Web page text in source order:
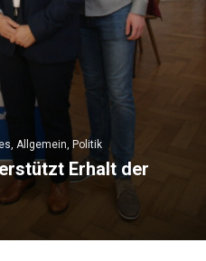
Allgemein Politik
Erhalt der